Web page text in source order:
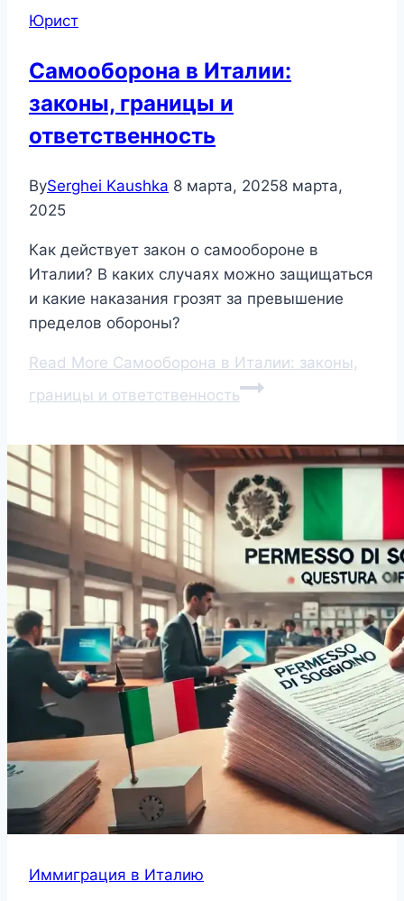
Юрист
Самооборона в Италии:
законы, границы и
ответственность
BySerghei Kaushka 8 марта, 20258 марта,
2025
Как действует закон о самообороне в
Италии? В каких случаях можно защищаться
и какие наказания грозят за превышение
пределов обороны?
Read More Самооборона в Италии: законы,
границы и ответственность
Иммиграция в Италию